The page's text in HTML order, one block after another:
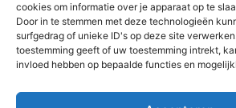
cookies om informatie over je apparaat op te
Door in te stemmen met deze technologieën
surfgedrag of unieke ID's op deze site
toestemming geeft of uw toestemming intrekt,
invloed hebben op bepaalde functies en
2024 © Trendchef B.V. - Alle rechten
Website gemaakt door